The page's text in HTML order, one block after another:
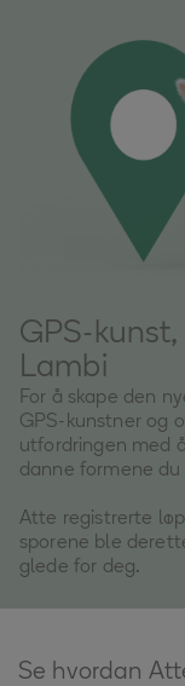
GPS-
Lambi
For å skape den
GPS-kunstner og
utfordringen med
danne formene
Atte registrerte
sporene ble
glede for deg.
Se hvordan